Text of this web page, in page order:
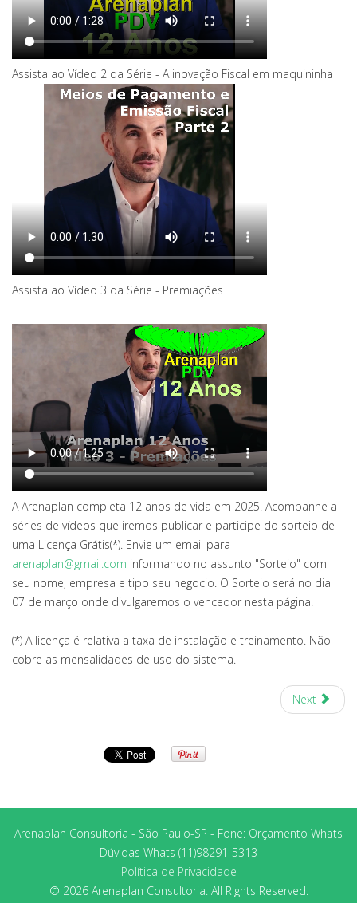
Assista ao Vídeo 2 da Série - A inovação Fiscal em maquininha
Assista ao Vídeo 3 da Série - Premiações
A Arenaplan completa 12 anos de vida em 2025. Acompanhe a
séries de vídeos que iremos publicar e participe do sorteio de
uma Licença Grátis(*). Envie um email para
arenaplan@gmail.com informando no assunto "Sorteio" com
seu nome, empresa e tipo seu negocio. O Sorteio será no dia
07 de março onde divulgaremos o vencedor nesta página.
(*) A licença é relativa a taxa de instalação e treinamento. Não
cobre as mensalidades de uso do sistema.
Next
Arenaplan Consultoria - São Paulo-SP - Fone: Orçamento Whats
Dúvidas Whats (11)98291-5313
Política de Privacidade
© 2026 Arenaplan Consultoria. All Rights Reserved.